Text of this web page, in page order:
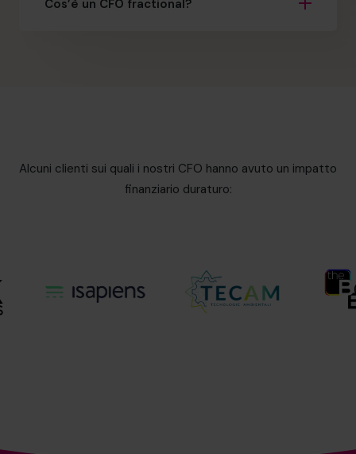
Cos’è un CFO fractional?
Alcuni clienti sui quali i nostri CFO hanno avuto un impatto
finanziario duraturo: